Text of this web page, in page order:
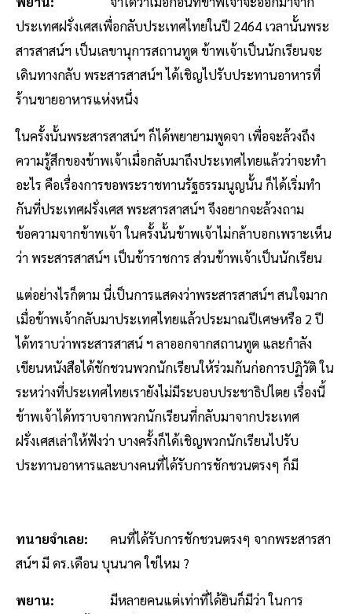
ประเทศฝรั่งเศสเพื่อกลับประเทศไทยในปี 2464 เวลานั้นพระ
สารสาสน์ฯ เป็นเลขานุการสถานทูต ข้าพเจ้าเป็นนักเรียนจะ
เดินทางกลับ พระสารสาสน์ฯ ได้เชิญไปรับประทานอาหารที่
ร้านขายอาหารแห่งหนึ่ง
ในครั้งนั้นพระสารสาสน์ฯ ก็ได้พยายามพูดจา เพื่อจะล้วงถึง
ความรู้สึกของข้าพเจ้าเมื่อกลับมาถึงประเทศไทยแล้วว่าจะทำ
อะไร คือเรื่องการขอพระราชทานรัฐธรรมนูญนั้น ก็ได้เริ่มทำ
กันที่ประเทศฝรั่งเศส พระสารสาสน์ฯ จึงอยากจะล้วงถาม
ข้อความจากข้าพเจ้า ในครั้งนั้นข้าพเจ้าไม่กล้าบอกเพราะเห็น
ว่า พระสารสาสน์ฯ เป็นข้าราชการ ส่วนข้าพเจ้าเป็นนักเรียน
แต่อย่างไรก็ตาม นี่เป็นการแสดงว่าพระสารสาสน์ฯ สนใจมาก
เมื่อข้าพเจ้ากลับมาประเทศไทยแล้วประมาณปีเศษหรือ 2 ปี
ได้ทราบว่าพระสารสาสน์ ฯ ลาออกจากสถานทูต และกำลัง
เขียนหนังสือได้ชักชวนพวกนักเรียนให้ร่วมกันก่อการปฏิวัติ ใน
ระหว่างที่ประเทศไทยเรายังไม่มีระบอบประชาธิปไตย เรื่องนี้
ข้าพเจ้าได้ทราบจากพวกนักเรียนที่กลับมาจากประเทศ
ฝรั่งเศสเล่าให้ฟังว่า บางครั้งก็ได้เชิญพวกนักเรียนไปรับ
ประทานอาหารและบางคนที่ได้รับการชักชวนตรงๆ ก็มี
ทนายจำเลย:
คนที่ได้รับการชักชวนตรงๆ จากพระสารสา
สน์ฯ มี ดร.เดือน บุนนาค ใช่ไหม ?
พยาน:
มีหลายคนแต่เท่าที่ได้ยินก็มีว่า ในการ